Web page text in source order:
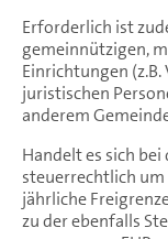
Erforderlich ist
gemeinnützigen,
Einrichtungen
juristischen
anderem
Handelt es sich
steuerrechtlich
jährliche
zu der ebenfalls